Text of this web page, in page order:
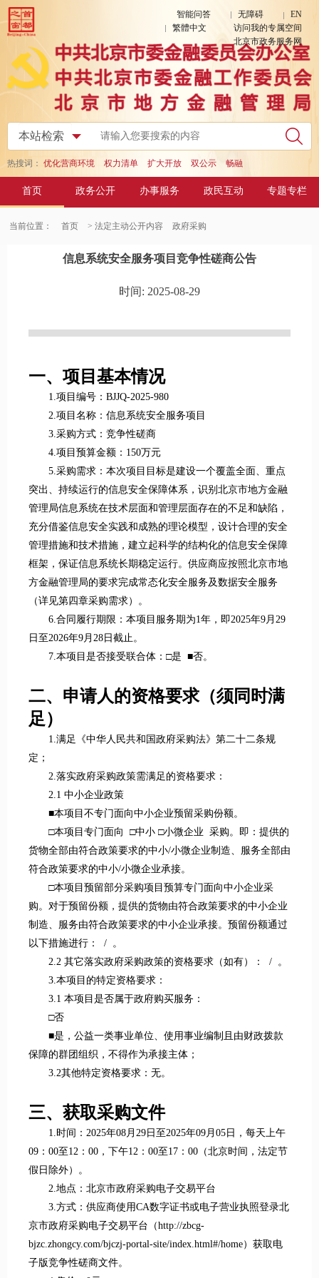
智能问答 无障碍
EN
繁體中文
访问我的专属空间
北京市政务服务网
热搜词： 优化营商环境 权力清单 扩大开放 双公示 畅融
首页 政务公开 办事服务 政民互动 专题专栏
当前位置： 首页 > 法定主动公开内容 政府采购
信息系统安全服务项目竞争性磋商公告
时间: 2025-08-29
一、项目基本情况
1.项目编号：BJJQ-2025-980
2.项目名称：信息系统安全服务项目
3.采购方式：竞争性磋商
4.项目预算金额：150万元
5.采购需求：本次项目目标是建设一个覆盖全面、重点
突出、持续运行的信息安全保障体系，识别北京市地方金融
管理局信息系统在技术层面和管理层面存在的不足和缺陷，
充分借鉴信息安全实践和成熟的理论模型，设计合理的安全
管理措施和技术措施，建立起科学的结构化的信息安全保障
框架，保证信息系统长期稳定运行。供应商应按照北京市地
方金融管理局的要求完成常态化安全服务及数据安全服务
（详见第四章采购需求）。
6.合同履行期限：本项目服务期为1年，即2025年9月29
日至2026年9月28日截止。
7.本项目是否接受联合体：□是 ■否。
二、申请人的资格要求（须同时满
足）
1.满足《中华人民共和国政府采购法》第二十二条规
定；
2.落实政府采购政策需满足的资格要求：
2.1 中小企业政策
■本项目不专门面向中小企业预留采购份额。
□本项目专门面向 □中小 □小微企业 采购。即：提供的
货物全部由符合政策要求的中小/小微企业制造、服务全部由
符合政策要求的中小/小微企业承接。
□本项目预留部分采购项目预算专门面向中小企业采
购。对于预留份额，提供的货物由符合政策要求的中小企业
制造、服务由符合政策要求的中小企业承接。预留份额通过
以下措施进行： / 。
2.2 其它落实政府采购政策的资格要求（如有）： / 。
3.本项目的特定资格要求：
3.1 本项目是否属于政府购买服务：
□否
■是，公益一类事业单位、使用事业编制且由财政拨款
保障的群团组织，不得作为承接主体；
3.2其他特定资格要求：无。
三、获取采购文件
1.时间：2025年08月29日至2025年09月05日，每天上午
09：00至12：00，下午12：00至17：00（北京时间，法定节
假日除外）。
2.地点：北京市政府采购电子交易平台
3.方式：供应商使用CA数字证书或电子营业执照登录北
京市政府采购电子交易平台（http://zbcg-
bjzc.zhongcy.com/bjczj-portal-site/index.html#/home）获取电
子版竞争性磋商文件。